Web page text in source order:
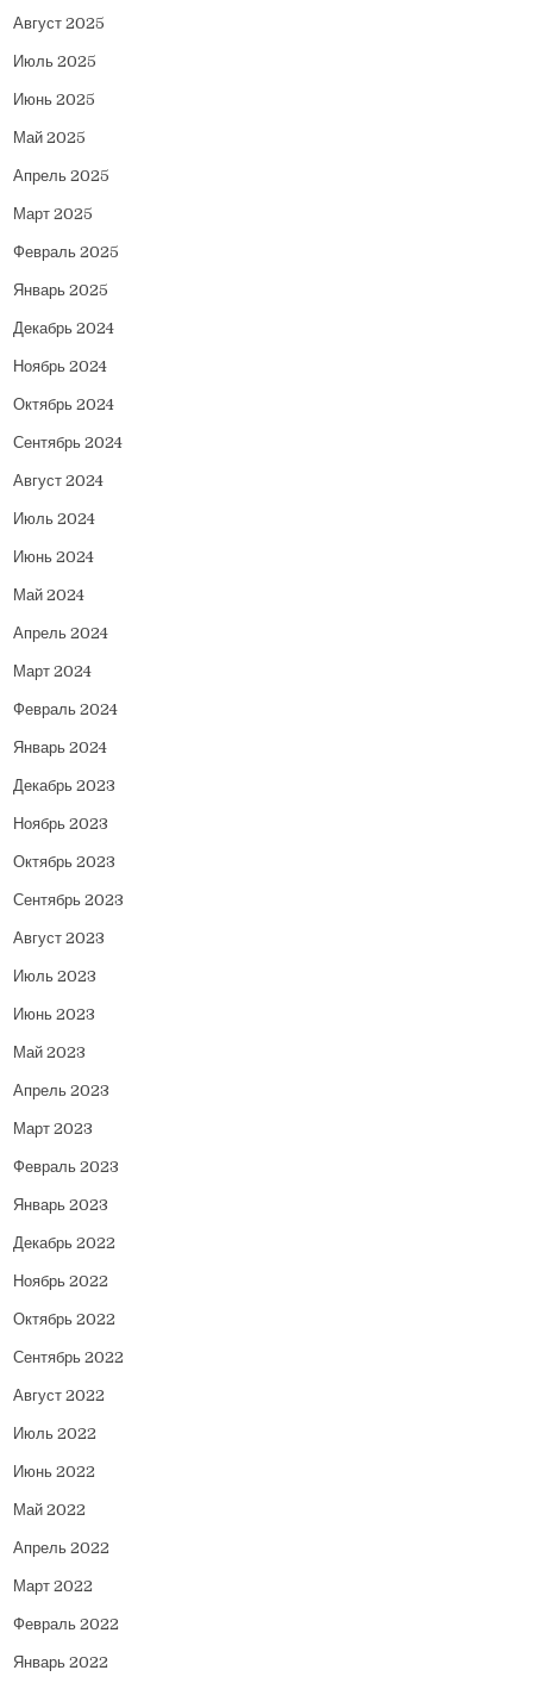
Август 2025
Июль 2025
Июнь 2025
Май 2025
Апрель 2025
Март 2025
Февраль 2025
Январь 2025
Декабрь 2024
Ноябрь 2024
Октябрь 2024
Сентябрь 2024
Август 2024
Июль 2024
Июнь 2024
Май 2024
Апрель 2024
Март 2024
Февраль 2024
Январь 2024
Декабрь 2023
Ноябрь 2023
Октябрь 2023
Сентябрь 2023
Август 2023
Июль 2023
Июнь 2023
Май 2023
Апрель 2023
Март 2023
Февраль 2023
Январь 2023
Декабрь 2022
Ноябрь 2022
Октябрь 2022
Сентябрь 2022
Август 2022
Июль 2022
Июнь 2022
Май 2022
Апрель 2022
Март 2022
Февраль 2022
Январь 2022